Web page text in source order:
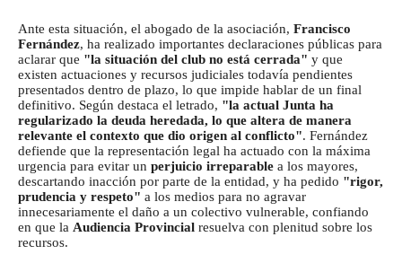
Ante esta situación, el abogado de la asociación, Francisco
Fernández, ha realizado importantes declaraciones públicas para
aclarar que "la situación del club no está cerrada" y que
existen actuaciones y recursos judiciales todavía pendientes
presentados dentro de plazo, lo que impide hablar de un final
definitivo. Según destaca el letrado, "la actual Junta ha
regularizado la deuda heredada, lo que altera de manera
relevante el contexto que dio origen al conflicto". Fernández
defiende que la representación legal ha actuado con la máxima
urgencia para evitar un perjuicio irreparable a los mayores,
descartando inacción por parte de la entidad, y ha pedido "rigor,
prudencia y respeto" a los medios para no agravar
innecesariamente el daño a un colectivo vulnerable, confiando
en que la Audiencia Provincial resuelva con plenitud sobre los
recursos.